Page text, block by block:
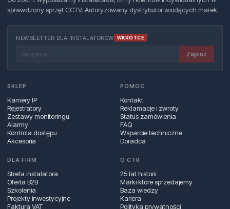
sprawdzony sprzęt CCTV. Autoryzowany dystrybutor wiodących marek.
NEWSLETTER DLA INSTALATORÓW WKRÓTCE
Zapisz
SKLEP
Kamery IP
Rejestratory
Zestawy monitoringu
Alarmy
Kontrola dostępu
Akcesoria
POMOC
Kontakt
Reklamacje i zwroty
Status zamówienia
FAQ
Wsparcie techniczne
Doradca
DLA FIRM
Strefa instalatora
Oferta B2B
Szkolenia
Projekty inwestycyjne
Faktura VAT
O CTR
25 lat historii
Marki które sprzedajemy
Baza wiedzy
Kariera
Polityka prywatności